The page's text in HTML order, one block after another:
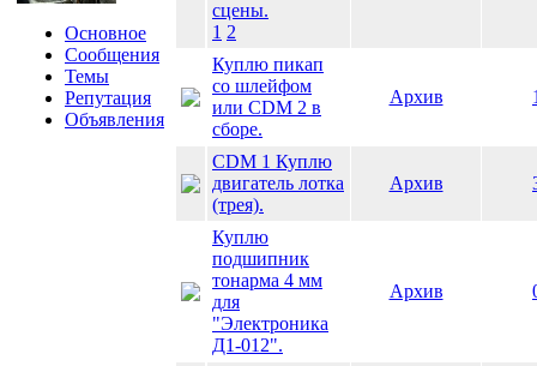
Основное
Сообщения
Темы
Репутация
Объявления
сцены.
1 2
Куплю пикап
со шлейфом
или CDM 2 в
сборе.
Архив
CDM 1 Куплю
двигатель лотка
(трея).
Архив
Куплю
подшипник
тонарма 4 мм
для
"Электроника
Д1-012".
Архив